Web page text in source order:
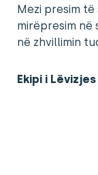
Mezi presim
mirëpresim
në zhvillimin
Ekipi i Lëvizjes